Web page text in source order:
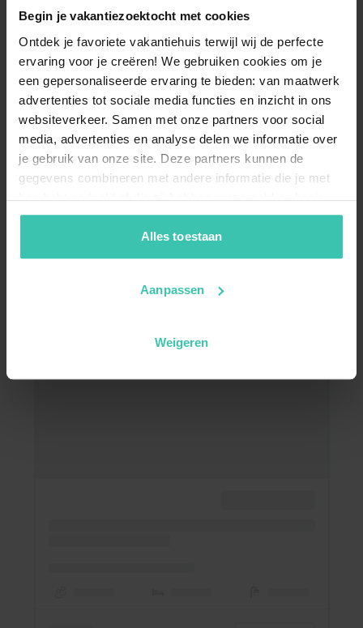
Begin je vakantiezoektocht met cookies
Ontdek je favoriete vakantiehuis terwijl wij de perfecte
ervaring voor je creëren! We gebruiken cookies om je
een gepersonaliseerde ervaring te bieden: van maatwerk
advertenties tot sociale media functies en inzicht in ons
websiteverkeer. Samen met onze partners voor social
media, advertenties en analyse delen we informatie over
je gebruik van onze site. Deze partners kunnen de
gegevens combineren met andere informatie die je met
hen hebt gedeeld of die zij hebben verzameld op basis
van je gebruik van hun diensten. Zo zorgen we ervoor dat
jouw vakantiezoektocht soepel en op maat verloopt!
Alles toestaan
Aanpassen
Weigeren